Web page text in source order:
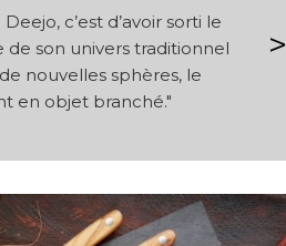
c’est d’avoir sorti le
son univers traditionnel
nouvelles sphères, le
en objet branché."